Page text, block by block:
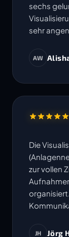
sechs
sehr
AW
Die
zur vollen
JH Jörg